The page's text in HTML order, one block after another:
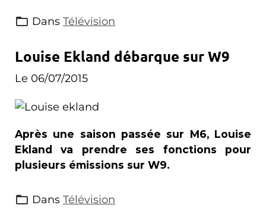
Dans Télévision
Louise Ekland débarque sur W9
Le 06/07/2015
Après une saison passée sur M6, Louise
Ekland va prendre ses fonctions pour
plusieurs émissions sur W9.
Dans Télévision